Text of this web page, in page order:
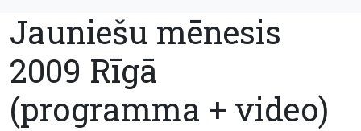
Jauniešu mēnesis
2009 Rīgā
(programma + video)